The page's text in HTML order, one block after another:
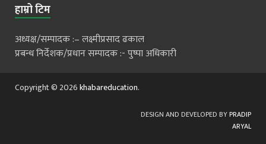
हाम्रो टिम
अध्यक्ष/सम्पादक :– लक्ष्मीप्रसाद ढकाल
प्रबन्ध निर्देशक/प्रधान सम्पादक :- पुष्पा अधिकारी
Copyright © 2026khabareducation.
DESIGN AND DEVELOPED BYPRADIP
ARYAL